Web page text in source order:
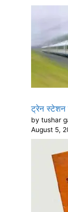
ट्रेन स्टेशन
by tushar
August 5,